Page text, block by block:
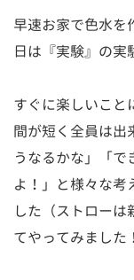
早速お家で色水を
日は『実験』の実
すぐに楽しいこと
間が短く全員は出
うなるかな」「で
よ！」と様々な考
した（ストロー
てやってみました